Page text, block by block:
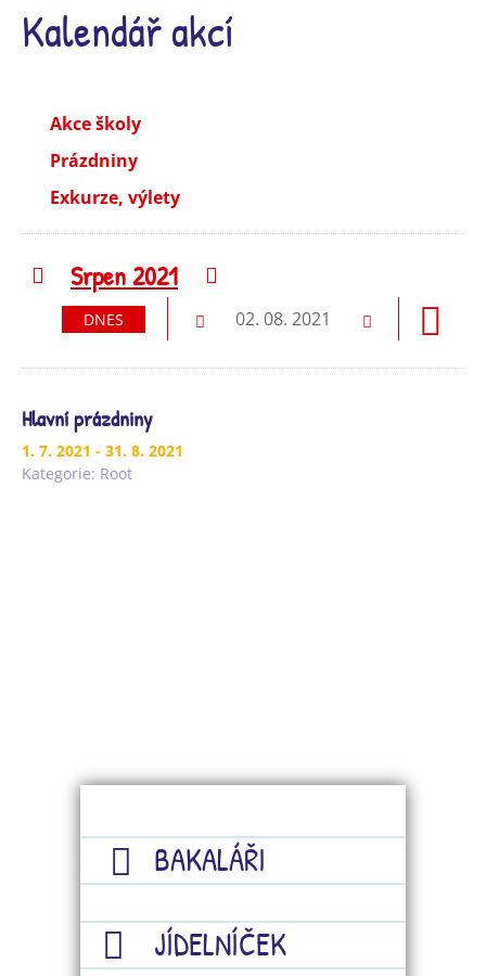
Kalendář akcí
Akce školy
Prázdniny
Exkurze, výlety
Předchozí
Srpen 2021
DNES Předchozí
02. 08. 2021
Hlavní prázdniny
1. 7. 2021 - 31. 8. 2021
Kategorie: Root
BAKALÁŘI
JÍDELNÍČEK